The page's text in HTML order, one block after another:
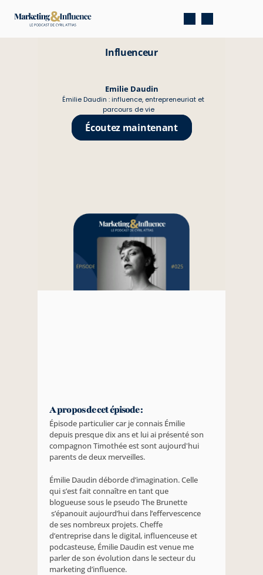
Influenceur
Émilie Daudin : influence, entrepreneuriat et
parcours de vie
Emilie Daudin
Écoutez maintenant
Épisode particulier car je connais Émilie
depuis presque dix ans et lui ai présenté son
compagnon Timothée est sont aujourd'hui
parents de deux merveilles.
Émilie Daudin déborde d’imagination. Celle
qui s’est fait connaître en tant que
blogueuse sous le pseudo The Brunette
s’épanouit aujourd’hui dans l’effervescence
de ses nombreux projets. Cheffe
d’entreprise dans le digital, influenceuse et
podcasteuse, Émilie Daudin est venue me
parler de son évolution dans le secteur du
marketing d’influence.
A propos de cet épisode :